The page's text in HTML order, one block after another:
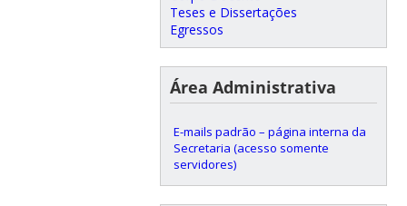
Teses e Dissertações
Egressos
Área Administrativa
E-mails padrão – página interna da
Secretaria (acesso somente
servidores)